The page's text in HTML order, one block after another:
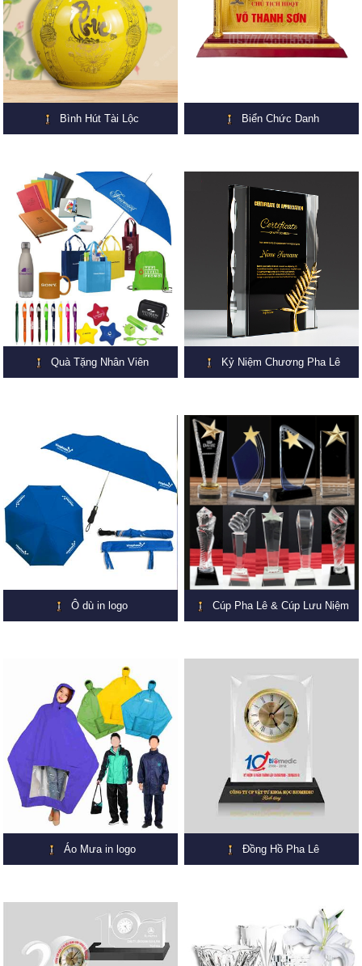
Bình Hút Tài Lộc Biển Chức Danh
Quà Tặng Nhân Viên Kỷ Niệm Chương Pha Lê
Ô dù in logo Cúp Pha Lê & Cúp Lưu Niệm
Áo Mưa in logo Đồng Hồ Pha Lê